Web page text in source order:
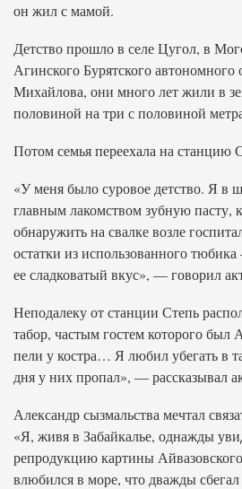
он жил с мамой.
Детство прошло в селе Цугол, в
Агинского Бурятского
Михайлова, они много лет жили в
половиной на три с половиной
Потом семья переехала на станцию
«У меня было суровое детство. Я в
главным лакомством зубную
обнаружить на свалке возле
остатки из использованного
ее сладковатый вкус», — говорил
Неподалеку от станции Степь
табор, частым гостем которого был
пели у костра… Я любил убегать в
дня у них пропал», — рассказывал
Александр сызмальства мечтал
«Я, живя в Забайкалье, однажды
репродукцию картины
влюбился в море, что дважды